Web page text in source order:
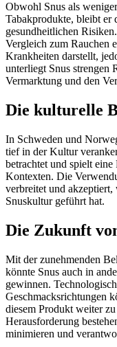
Obwohl Snus als
Tabakprodukte, bleibt er
gesundheitlichen
Vergleich zum Rauchen
Krankheiten darstellt,
unterliegt Snus strengen
Vermarktung und den
Die kulturelle
In Schweden und
tief in der Kultur
betrachtet und spielt
Kontexten. Die
verbreitet und
Snuskultur geführt hat.
Die Zukunft
Mit der zunehmenden
könnte Snus auch in
gewinnen.
Geschmacksrichtungen
diesem Produkt weiter
Herausforderung
minimieren und